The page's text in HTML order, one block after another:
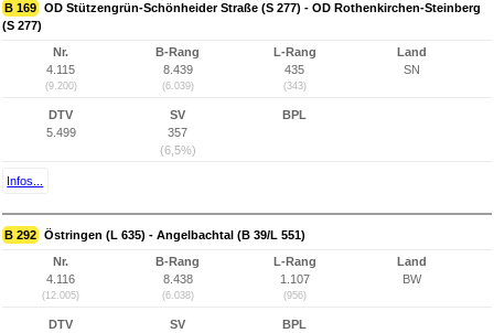
B 169 OD Stützengrün-Schönheider Straße (S 277) - OD Rothenkirchen-Steinberg
(S 277)
Nr.
4.115
(9.200)
B-Rang
8.439
(6.039)
L-Rang
435
(343)
Land
SN
DTV
5.499
SV
357
(6,5%)
BPL
Infos...
B 292 Östringen (L 635) - Angelbachtal (B 39/L 551)
Nr.
4.116
(12.005)
B-Rang
8.438
(6.038)
L-Rang
1.107
(956)
Land
BW
DTV
SV
BPL